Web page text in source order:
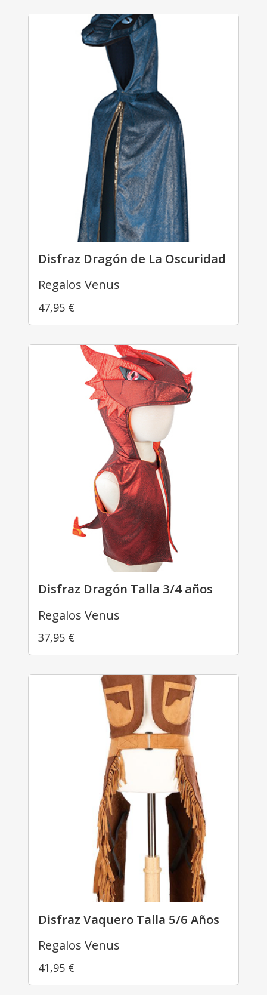
Disfraz Dragón de La Oscuridad
Regalos Venus
47,95 €
Disfraz Dragón Talla 3/4 años
Regalos Venus
37,95 €
Disfraz Vaquero Talla 5/6 Años
Regalos Venus
41,95 €